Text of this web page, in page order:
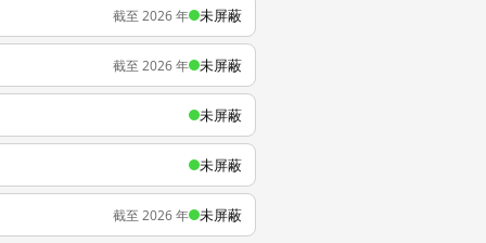
截至 2026 年 未屏蔽
截至 2026 年 未屏蔽
未屏蔽
未屏蔽
截至 2026 年 未屏蔽